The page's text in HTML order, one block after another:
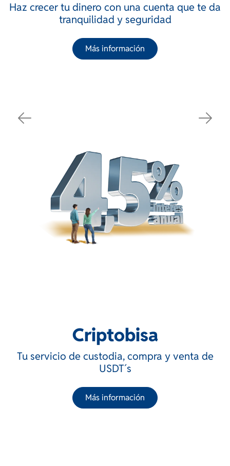
Haz crecer tu dinero con una cuenta que te da
tranquilidad y seguridad
Más información
Criptobisa
Tu servicio de custodia, compra y venta de
USDT´s
Más información